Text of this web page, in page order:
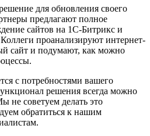
для обновления своего
предлагают полное
сайтов на 1С-Битрикс и
проанализируют интернет-
сайт и подумают, как можно
с потребностями вашего
решения всегда можно
не советуем делать это
обратиться к нашим